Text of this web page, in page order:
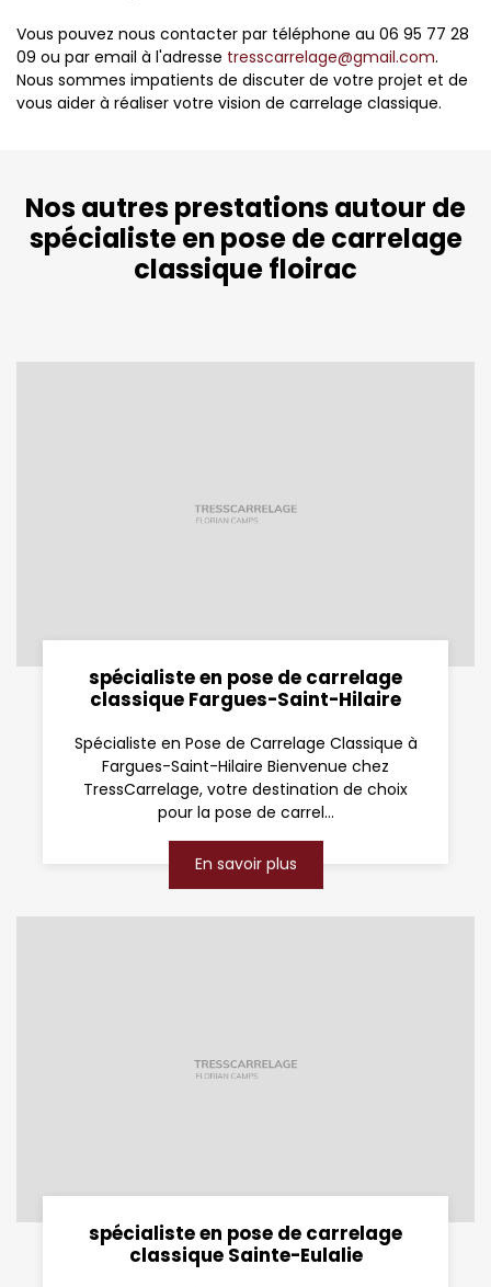
Vous pouvez nous contacter par téléphone au 06 95 77 28
09 ou par email à l'adresse tresscarrelage@gmail.com.
Nous sommes impatients de discuter de votre projet et de
vous aider à réaliser votre vision de carrelage classique.
Nos autres prestations autour de
spécialiste en pose de carrelage
classique floirac
spécialiste en pose de carrelage
classique Fargues-Saint-Hilaire
Spécialiste en Pose de Carrelage Classique à
Fargues-Saint-Hilaire Bienvenue chez
TressCarrelage, votre destination de choix
pour la pose de carrel...
En savoir plus
spécialiste en pose de carrelage
classique Sainte-Eulalie